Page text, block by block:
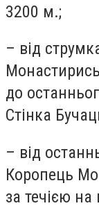
3200 м.;
– від
до
Стінка
– від
Коропець
за течією на